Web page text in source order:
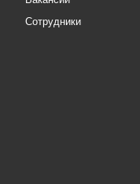
Сотрудники